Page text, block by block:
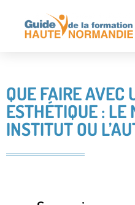
QUE FAIRE AVEC
ESTHÉTIQUE : LE
INSTITUT OU